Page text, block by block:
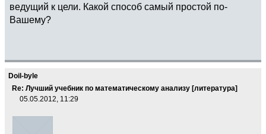
ведущий к цели. Какой способ самый простой по-
Вашему?
Doil-byle
Re: Лучший учебник по математическому анализу [литература]
05.05.2012, 11:29